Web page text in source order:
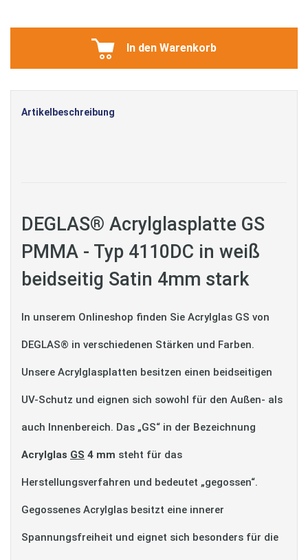
In den Warenkorb
Artikelbeschreibung
DEGLAS® Acrylglasplatte GS
PMMA - Typ 4110DC in weiß
beidseitig Satin 4mm stark
In unserem Onlineshop finden Sie Acrylglas GS von
DEGLAS® in verschiedenen Stärken und Farben.
Unsere Acrylglasplatten besitzen einen beidseitigen
UV-Schutz und eignen sich sowohl für den Außen- als
auch Innenbereich. Das „GS“ in der Bezeichnung
Acrylglas GS 4 mm steht für das
Herstellungsverfahren und bedeutet „gegossen“.
Gegossenes Acrylglas besitzt eine innerer
Spannungsfreiheit und eignet sich besonders für die